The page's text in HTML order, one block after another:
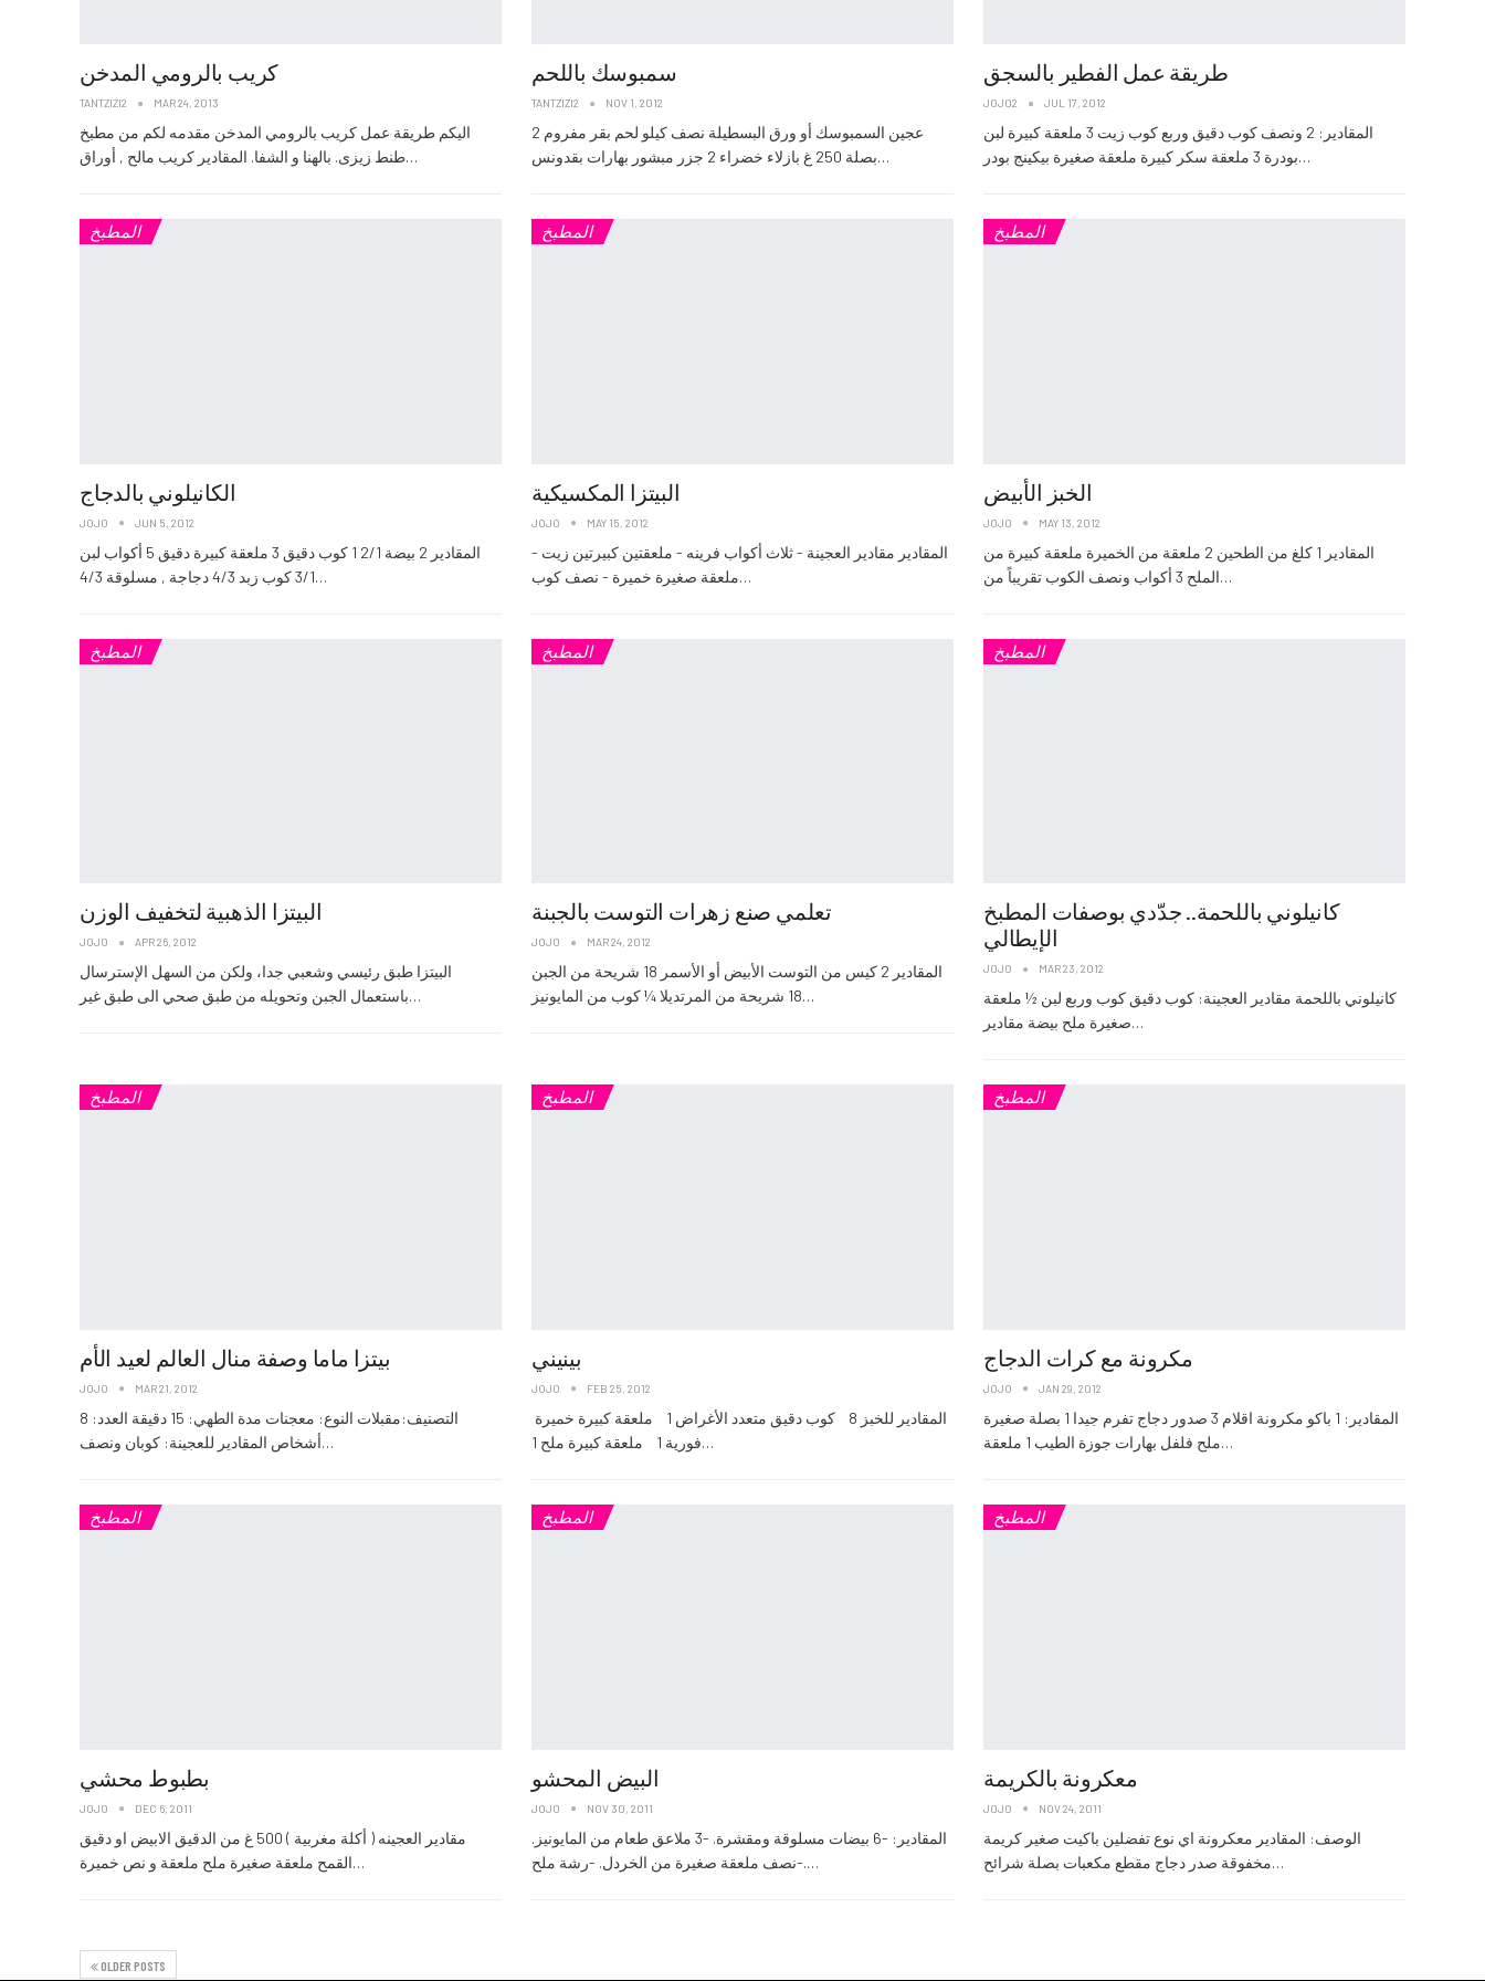
كريب بالرومي المدخن
TANTZIZI2 MAR 24, 2013
اليكم طريقة عمل كريب بالرومي المدخن مقدمه لكم من مطبخ
طنط زيزى. بالهنا و الشفا. المقادير كريب مالح , أوراق…
سمبوسك باللحم
TANTZIZI2 NOV 1, 2012
عجين السمبوسك أو ورق البسطيلة نصف كيلو لحم بقر مفروم 2
بصلة 250 غ بازلاء خضراء 2 جزر مبشور بهارات بقدونس…
طريقة عمل الفطير بالسجق
JOJO2 JUL 17, 2012
المقادير: 2 ونصف كوب دقيق وربع كوب زيت 3 ملعقة كبيرة لبن
بودرة 3 ملعقة سكر كبيرة ملعقة صغيرة بيكينج بودر…
المطبخ
الكانيلوني بالدجاج
JOJO JUN 5, 2012
المقادير 2 بيضة 2/1 1 كوب دقيق 3 ملعقة كبيرة دقيق 5 أكواب لبن
3/1 كوب زبد 4/3 دجاجة , مسلوقة 4/3…
المطبخ
البيتزا المكسيكية
JOJO MAY 15, 2012
المقادير مقادير العجينة - ثلاث أكواب فرينه - ملعقتين كبيرتين زيت -
ملعقة صغيرة خميرة - نصف كوب…
المطبخ
الخبز الأبيض
JOJO MAY 13, 2012
المقادير 1 كلغ من الطحين 2 ملعقة من الخميرة ملعقة كبيرة من
الملح 3 أكواب ونصف الكوب تقريباً من…
المطبخ
البيتزا الذهبية لتخفيف الوزن
JOJO APR 26, 2012
البيتزا طبق رئيسي وشعبي جدا، ولكن من السهل الإسترسال
باستعمال الجبن وتحويله من طبق صحي الى طبق غير…
المطبخ
تعلمي صنع زهرات التوست بالجبنة
JOJO MAR 24, 2012
المقادير 2 كيس من التوست الأبيض أو الأسمر 18 شريحة من الجبن
18 شريحة من المرتديلا ¼ كوب من المايونيز…
المطبخ
كانيلوني باللحمة.. جدّدي بوصفات المطبخ
الإيطالي
JOJO MAR 23, 2012
كانيلوني باللحمة مقادير العجينة: كوب دقيق كوب وربع لبن ½ ملعقة
صغيرة ملح بيضة مقادير…
المطبخ
بيتزا ماما وصفة منال العالم لعيد الأم
JOJO MAR 21, 2012
التصنيف:مقبلات النوع: معجنات مدة الطهي: 15 دقيقة العدد: 8
أشخاص المقادير للعجينة: كوبان ونصف…
المطبخ
بينيني
JOJO FEB 25, 2012
المقادير للخبز 8 كوب دقيق متعدد الأغراض 1 ملعقة كبيرة خميرة
فورية 1 ملعقة كبيرة ملح 1…
المطبخ
مكرونة مع كرات الدجاج
JOJO JAN 29, 2012
المقادير: 1 باكو مكرونة اقلام 3 صدور دجاج تفرم جيدا 1 بصلة صغيرة
ملح فلفل بهارات جوزة الطيب 1 ملعقة…
المطبخ
بطبوط محشي
JOJO DEC 6, 2011
مقادير العجينه ( أكلة مغربية ) 500 غ من الدقيق الابيض او دقيق
القمح ملعقة صغيرة ملح ملعقة و نص خميرة…
المطبخ
البيض المحشو
JOJO NOV 30, 2011
المقادير: -6 بيضات مسلوقة ومقشرة. -3 ملاعق طعام من المايونيز.
-نصف ملعقة صغيرة من الخردل. -رشة ملح.…
المطبخ
معكرونة بالكريمة
JOJO NOV 24, 2011
الوصف: المقادير معكرونة اي نوع تفضلين باكيت صغير كريمة
مخفوقة صدر دجاج مقطع مكعبات بصلة شرائح…
OLDER POSTS